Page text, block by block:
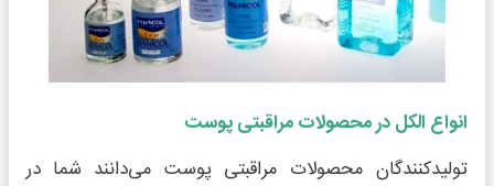
انواع الکل در محصولات مراقبتی پوست
تولیدکنندگان محصولات مراقبتی پوست می‌دانند شما در